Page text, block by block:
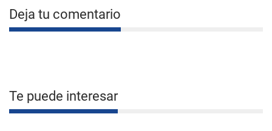
Deja tu comentario
Te puede interesar